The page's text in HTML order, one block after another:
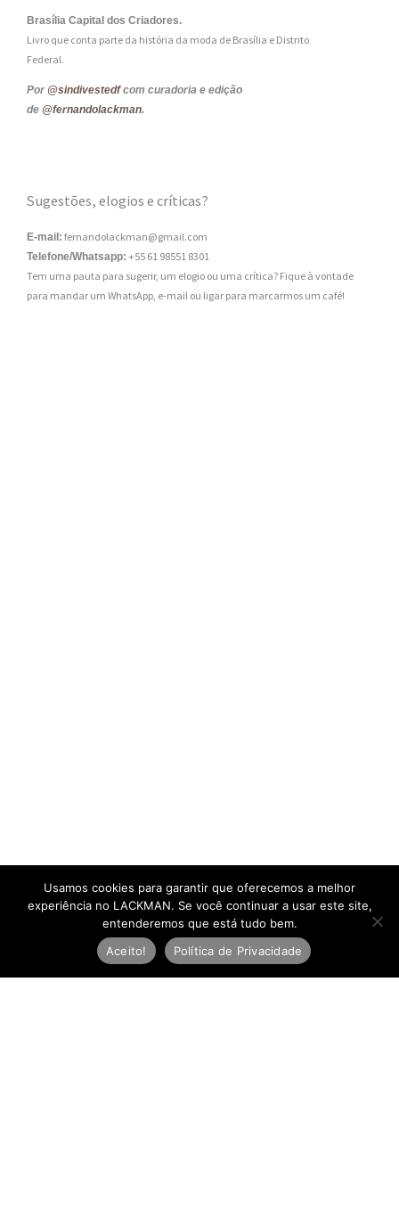
Brasília Capital dos Criadores.
Livro que conta parte da história da moda de Brasília e Distrito
Federal.
Por @sindivestedfcom curadoria e edição
de @fernandolackman.
Sugestões, elogios e críticas?
E-mail: fernandolackman@gmail.com
Telefone/Whatsapp: +55 61 98551 8301
Tem uma pauta para sugerir, um elogio ou uma crítica? Fique à vontade
para mandar um WhatsApp, e-mail ou ligar para marcarmos um café!
Usamos cookies para garantir que oferecemos a melhor
experiência no LACKMAN. Se você continuar a usar este site,
entenderemos que está tudo bem.
Aceito!
Política de Privacidade